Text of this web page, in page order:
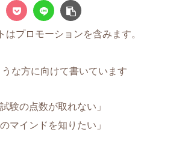
はプロモーションを含みます。
な方に向けて書いています
験の点数が取れない」
マインドを知りたい」